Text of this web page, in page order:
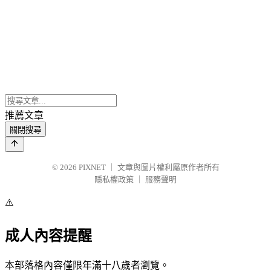
推薦文章
關閉搜尋
© 2026 PIXNET
文章與圖片權利屬原作者所有
隱私權政策
服務聲明
⚠️
成人內容提醒
本部落格內容僅限年滿十八歲者瀏覽。